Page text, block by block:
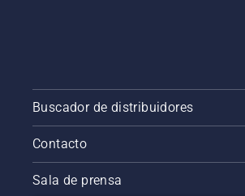
Buscador de distribuidores
Contacto
Sala de prensa